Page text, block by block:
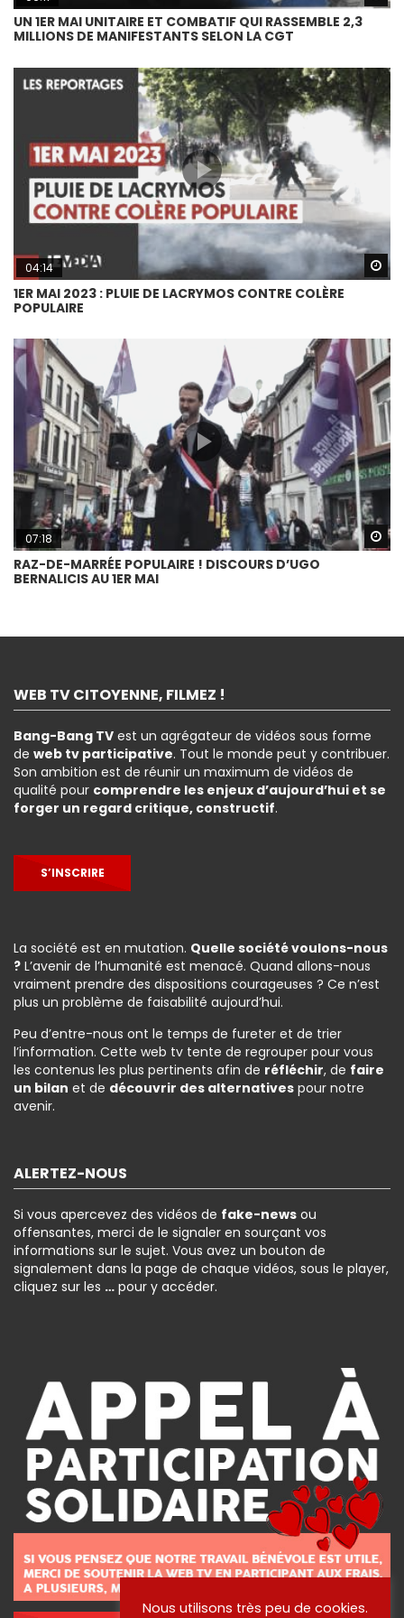
UN 1ER MAI UNITAIRE ET COMBATIF QUI RASSEMBLE 2,3
MILLIONS DE MANIFESTANTS SELON LA CGT
04:14
1ER MAI 2023 : PLUIE DE LACRYMOS CONTRE COLÈRE
POPULAIRE
07:18
RAZ-DE-MARRÉE POPULAIRE ! DISCOURS D’UGO
BERNALICIS AU 1ER MAI
WEB TV CITOYENNE, FILMEZ !
Bang-Bang TV est un agrégateur de vidéos sous forme
de web tv participative. Tout le monde peut y contribuer.
Son ambition est de réunir un maximum de vidéos de
qualité pour comprendre les enjeux d’aujourd’hui et se
forger un regard critique, constructif.
S’INSCRIRE
La société est en mutation. Quelle société voulons-nous
? L’avenir de l’humanité est menacé. Quand allons-nous
vraiment prendre des dispositions courageuses ? Ce n’est
plus un problème de faisabilité aujourd’hui.
Peu d’entre-nous ont le temps de fureter et de trier
l’information. Cette web tv tente de regrouper pour vous
les contenus les plus pertinents afin de réfléchir, de faire
un bilan et de découvrir des alternatives pour notre
avenir.
ALERTEZ-NOUS
Si vous apercevez des vidéos de fake-news ou
offensantes, merci de le signaler en sourçant vos
informations sur le sujet. Vous avez un bouton de
signalement dans la page de chaque vidéos, sous le player,
cliquez sur les … pour y accéder.
Nous utilisons très peu de cookies.